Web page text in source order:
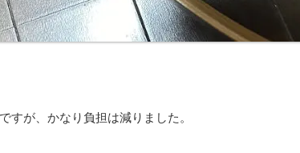
すが、かなり負担は減りました。